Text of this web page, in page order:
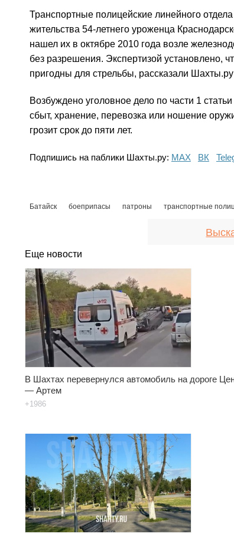
Транспортные полицейские линейного
жительства 54-летнего уроженца
нашел их в октябре 2010 года возле
без разрешения. Экспертизой установлено,
пригодны для стрельбы, рассказали
Возбуждено уголовное дело по части 1
сбыт, хранение, перевозка или ношение
грозит срок до пяти лет.
Подпишись на паблики Шахты.ру: МАХ ВК
Батайск боеприпасы патроны транспортные
Еще новости
В Шахтах перевернулся автомобиль на дороге
— Артем
+1986